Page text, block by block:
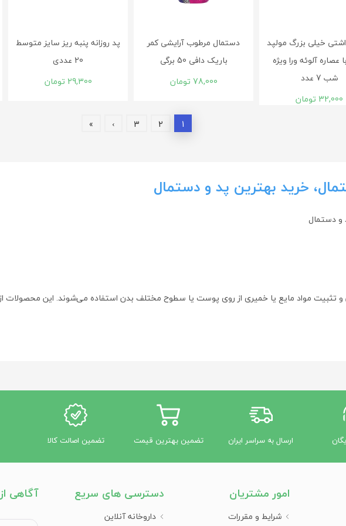
خیلی بزرگ مولپد
عصاره آلوئه ورا ویژه
شب 7 عدد
32,000 تومان
دستمال مرطوب آرایشی کمر
باریک دافی 50 برگی
78,000 تومان
پد روزانه پنبه ریز سایز متوسط
20 عددی
29,300 تومان
1
2
3
›
»
خرید بهترین پد و دستمال
و دستمال
تثبیت مواد مایع یا خمیری از روی پوست یا سطوح مختلف بدن استفاده می‌شوند. این محصولات
صورت، دست‌ها، یا بدن.
یا آرایش ضد آب مانند رژ لب و ماسکارا.
از پوست مانند تونر، لوسیون یا سرم.
تمیزی و بهداشت شخصی مانند حمام و‌ توالت.
ارسال به سراسر ایران تضمین بهترین قیمت تضمین اصالت کالا
امور مشتریان
شرایط و مقررات
دسترسی های سریع
داروخانه آنلاین
آگاهی